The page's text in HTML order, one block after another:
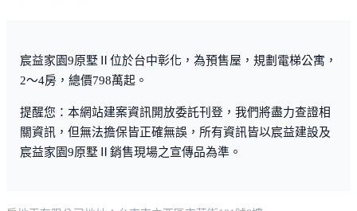
宸益家園9原墅Ⅱ位於台中彰化，為預售屋，規劃電梯公寓，
2～4房，總價798萬起。
提醒您：本網站建案資訊開放委託刊登，我們將盡力查證相
關資訊，但無法擔保皆正確無誤，所有資訊皆以宸益建設及
宸益家園9原墅Ⅱ銷售現場之宣傳品為準。